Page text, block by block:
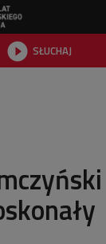
 SŁUCHAJ